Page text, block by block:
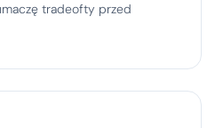
tradeofty przed